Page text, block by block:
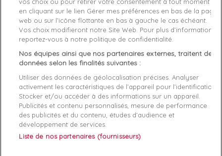
Description Détails du produit Fabriquant
Article: Blouson Geru
Reference: GERUBLACK
Manufacture: Kaporal
en cliquant sur le lien Gérer mes préférences en bas de la page
web ou sur l’icône flottante en bas à gauche le cas échéant.
Vos choix modifieront notre Site Web. Pour plus d’informations,
reportez-vous à notre politique de confidentialité.
Nos équipes ainsi que nos partenaires externes, traitent des
données selon les finalités suivantes :
Utiliser des données de géolocalisation précises. Analyser
activement les caractéristiques de l’appareil pour l’identification.
Stocker et/ou accéder à des informations sur un appareil.
Publicités et contenu personnalisés, mesure de performance
des publicités et du contenu, études d’audience et
développement de services.
Liste de nos partenaires (fournisseurs)